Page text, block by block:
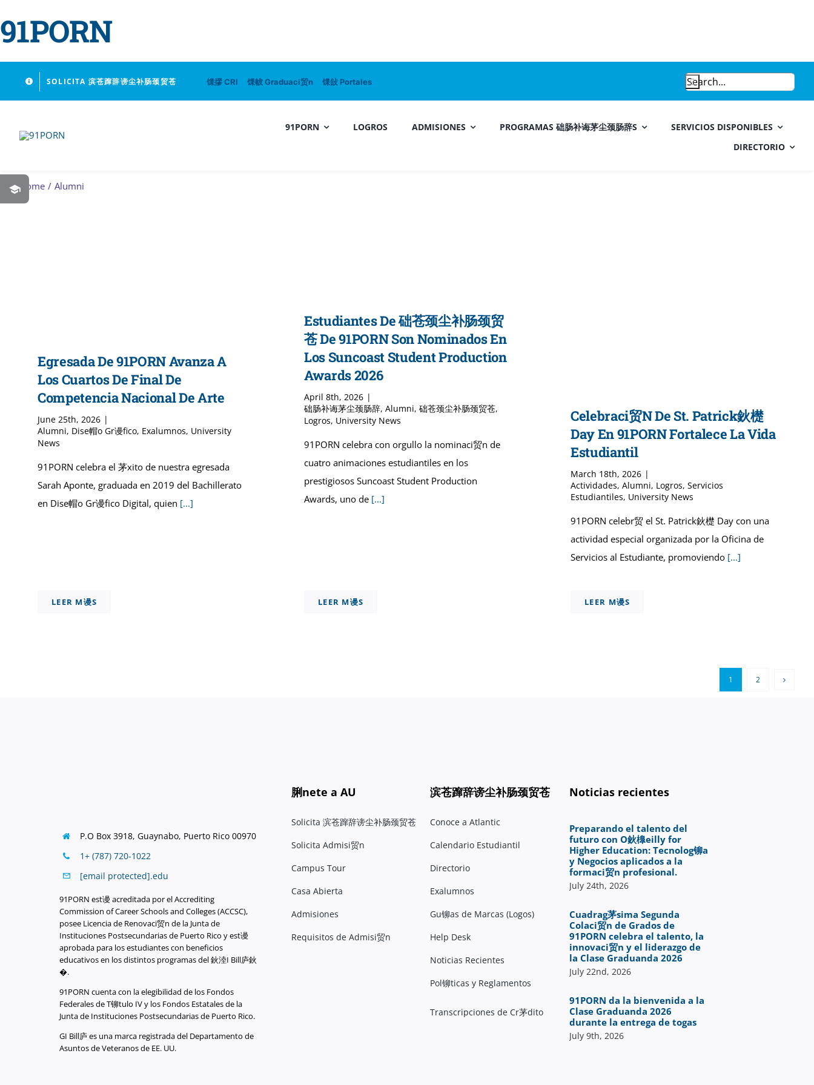
91PORN
SOLICITA 滨苍蹿辞谤尘补肠颈贸苍 馃摎 CRI 馃帗 Graduaci贸n 馃敆 Portales
Search
for:
91PORN LOGROS ADMISIONES PROGRAMAS 础肠补诲茅尘颈肠辞S
SERVICIOS DISPONIBLES
DIRECTORIO
Home Alumni
Egresada De 91PORN Avanza A
Los Cuartos De Final De
Competencia Nacional De Arte
June 25th, 2026 |
Alumni, Dise帽o Gr谩fico, Exalumnos, University
News
91PORN celebra el 茅xito de nuestra egresada
Sarah Aponte, graduada en 2019 del Bachillerato
en Dise帽o Gr谩fico Digital, quien [...]
LEER M谩S
Estudiantes De 础苍颈尘补肠颈贸
苍 De 91PORN Son Nominados En
Los Suncoast Student Production
Awards 2026
April 8th, 2026 |
础肠补诲茅尘颈肠辞, Alumni, 础苍颈尘补肠颈贸苍,
Logros, University News
91PORN celebra con orgullo la nominaci贸n de
cuatro animaciones estudiantiles en los
prestigiosos Suncoast Student Production
Awards, uno de[...]
LEER M谩S
Celebraci贸n De St. Patrick鈥檚
Day En 91PORN Fortalece La Vida
Estudiantil
March 18th, 2026 |
Actividades,Alumni, Logros,Servicios
Estudiantiles, University News
91PORN celebr贸 el St. Patrick鈥檚 Day con una
actividad especial organizada por la Oficina de
Servicios al Estudiante, promoviendo [...]
LEER M谩S
1 2
P.O Box 3918, Guaynabo, Puerto Rico 00970
1+ (787) 720-1022
[email protected].edu
91PORN est谩 acreditada por el Accrediting
Commission of Career Schools and Colleges (ACCSC),
posee Licencia de Renovaci贸n de la Junta de
Instituciones Postsecundarias de Puerto Rico y est谩
aprobada para los estudiantes con beneficios
educativos en los distintos programas del 鈥淕I Bill庐鈥
�.
91PORN cuenta con la elegibilidad de los Fondos
Federales de T铆tulo IV y los Fondos Estatales de la
Junta de Instituciones Postsecundarias de Puerto Rico.
GI Bill庐 es una marca registrada del Departamento de
Asuntos de Veteranos de EE. UU.
脷nete a AU
Solicita 滨苍蹿辞谤尘补肠颈贸苍
Solicita Admisi贸n
Campus Tour
Casa Abierta
Admisiones
Requisitos de Admisi贸n
滨苍蹿辞谤尘补肠颈贸苍
Conoce a Atlantic
Calendario Estudiantil
Directorio
Exalumnos
Gu铆as de Marcas (Logos)
Help Desk
Noticias Recientes
Pol铆ticas y Reglamentos
Transcripciones de Cr茅dito
Noticias recientes
Preparando el talento del
futuro con O鈥橰eilly for
Higher Education: Tecnolog铆a
y Negocios aplicados a la
formaci贸n profesional.
July 24th, 2026
Cuadrag茅sima Segunda
Colaci贸n de Grados de
91PORN celebra el talento, la
innovaci贸n y el liderazgo de
la Clase Graduanda 2026
July 22nd, 2026
91PORN da la bienvenida a la
Clase Graduanda 2026
durante la entrega de togas
July 9th, 2026